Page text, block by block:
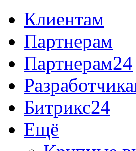
Клиентам
Партнерам
Партнерам24
Битрикс24
Ещё